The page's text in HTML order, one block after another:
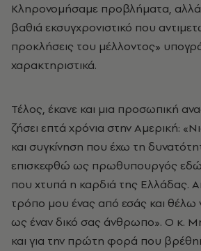
Κληρονομήσαμε προβλήματα, αλλά
βαθιά εκσυγχρονιστικό που
προκλήσεις του μέλλοντος»
χαρακτηριστικά.
Τέλος, έκανε και μια προσωπική
ζήσει επτά χρόνια στην Αμερική:
και συγκίνηση που έχω τη
επισκεφθώ ως πρωθυπουργός εδώ
που χτυπά η καρδιά της Ελλάδας.
τρόπο μου ένας από εσάς και θέλω
ως έναν δικό σας άνθρωπο». Ο κ.
και για την πρώτη φορά που